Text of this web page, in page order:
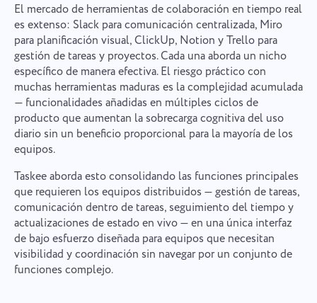
El mercado de herramientas de colaboración en tiempo real
es extenso: Slack para comunicación centralizada, Miro
para planificación visual, ClickUp, Notion y Trello para
gestión de tareas y proyectos. Cada una aborda un nicho
específico de manera efectiva. El riesgo práctico con
muchas herramientas maduras es la complejidad acumulada
— funcionalidades añadidas en múltiples ciclos de
producto que aumentan la sobrecarga cognitiva del uso
diario sin un beneficio proporcional para la mayoría de los
equipos.
Taskee aborda esto consolidando las funciones principales
que requieren los equipos distribuidos — gestión de tareas,
comunicación dentro de tareas, seguimiento del tiempo y
actualizaciones de estado en vivo — en una única interfaz
de bajo esfuerzo diseñada para equipos que necesitan
visibilidad y coordinación sin navegar por un conjunto de
funciones complejo.